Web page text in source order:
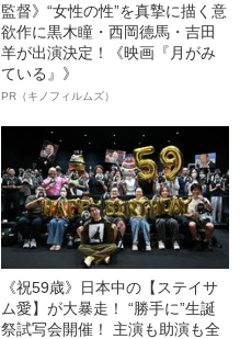
監督》“女性の性”を真摯に描く意
欲作に黒木瞳・西岡德馬・吉田
羊が出演決定！《映画『月がみ
ている』》
PR（キノフィルムズ）
《祝59歳》日本中の【ステイサ
ム愛】が大暴走！ “勝手に”生誕
祭試写会開催！ 主演も助演も全